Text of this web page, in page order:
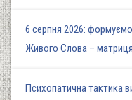
6 серпня 2026:
Живого Слова –
Психопатична тактика